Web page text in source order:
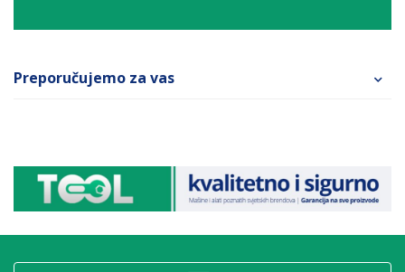
Preporučujemo za vas